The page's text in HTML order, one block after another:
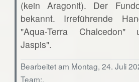
(kein Aragonit). Der
bekannt. Irreführende
"Aqua-Terra Chalcedon"
Jaspis".
Bearbeitet am Montag, 24. Juli
Team:.